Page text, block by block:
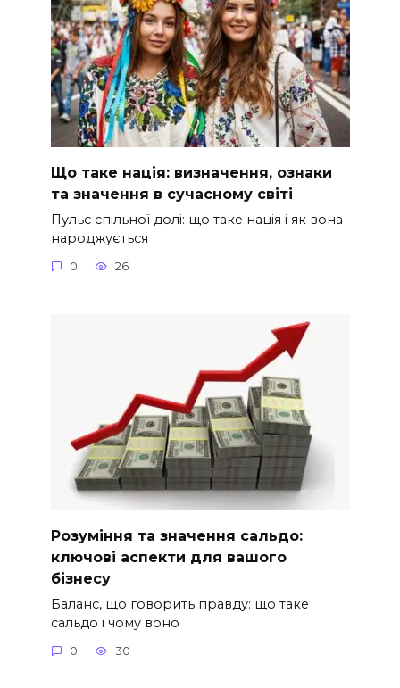
Що таке нація: визначення, ознаки
та значення в сучасному світі
Пульс спільної долі: що таке нація і як вона
народжується
0 26
Розуміння та значення сальдо:
ключові аспекти для вашого
бізнесу
Баланс, що говорить правду: що таке
сальдо і чому воно
0 30